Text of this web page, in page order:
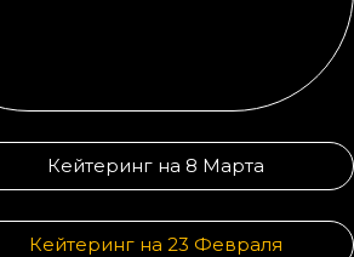
Кейтеринг на 8 Марта
Кейтеринг на 23 Февраля